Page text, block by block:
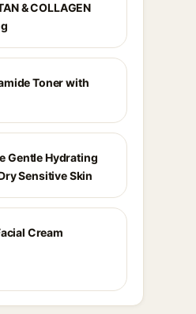
& COLLAGEN
Toner with
Gentle Hydrating
Sensitive Skin
Cream